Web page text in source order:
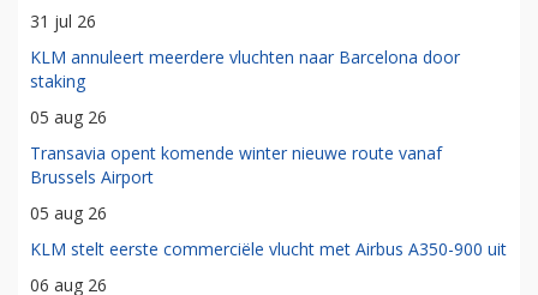
31 jul 26
KLM annuleert meerdere vluchten naar Barcelona door
staking
05 aug 26
Transavia opent komende winter nieuwe route vanaf
Brussels Airport
05 aug 26
KLM stelt eerste commerciële vlucht met Airbus A350-900 uit
06 aug 26